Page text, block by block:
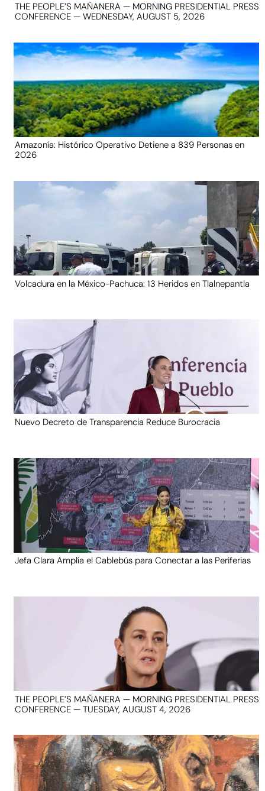
THE PEOPLE’S MAÑANERA — MORNING PRESIDENTIAL PRESS
CONFERENCE — WEDNESDAY, AUGUST 5, 2026
Amazonía: Histórico Operativo Detiene a 839 Personas en
2026
Volcadura en la México-Pachuca: 13 Heridos en Tlalnepantla
Nuevo Decreto de Transparencia Reduce Burocracia
Jefa Clara Amplía el Cablebús para Conectar a las Periferias
THE PEOPLE’S MAÑANERA — MORNING PRESIDENTIAL PRESS
CONFERENCE — TUESDAY, AUGUST 4, 2026